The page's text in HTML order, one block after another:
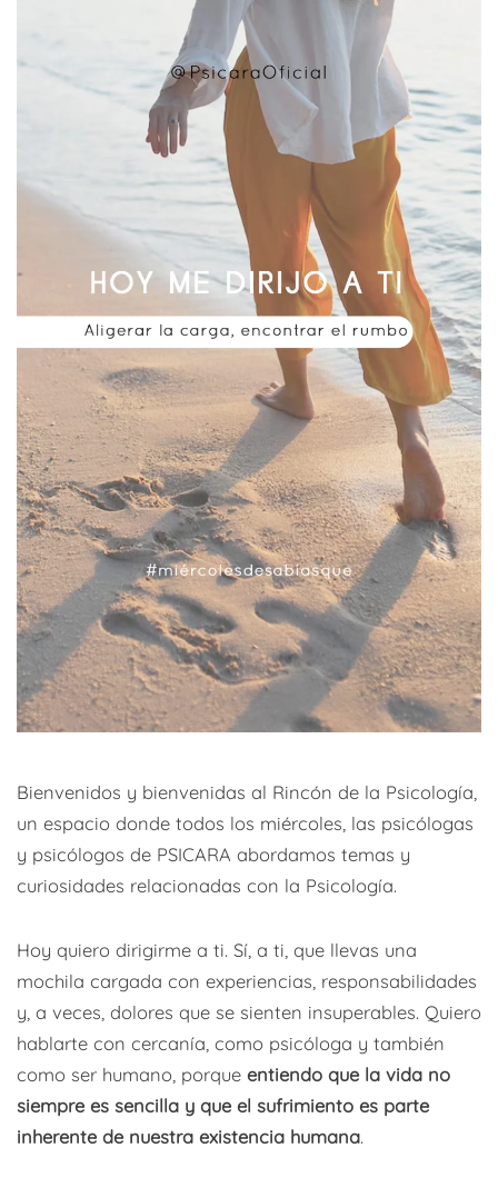
Bienvenidos y bienvenidas al Rincón de la Psicología,
un espacio donde todos los miércoles, las psicólogas
y psicólogos de PSICARA abordamos temas y
curiosidades relacionadas con la Psicología.
Hoy quiero dirigirme a ti. Sí, a ti, que llevas una
mochila cargada con experiencias, responsabilidades
y, a veces, dolores que se sienten insuperables. Quiero
hablarte con cercanía, como psicóloga y también
como ser humano, porque entiendo que la vida no
siempre es sencilla y que el sufrimiento es parte
inherente de nuestra existencia humana.